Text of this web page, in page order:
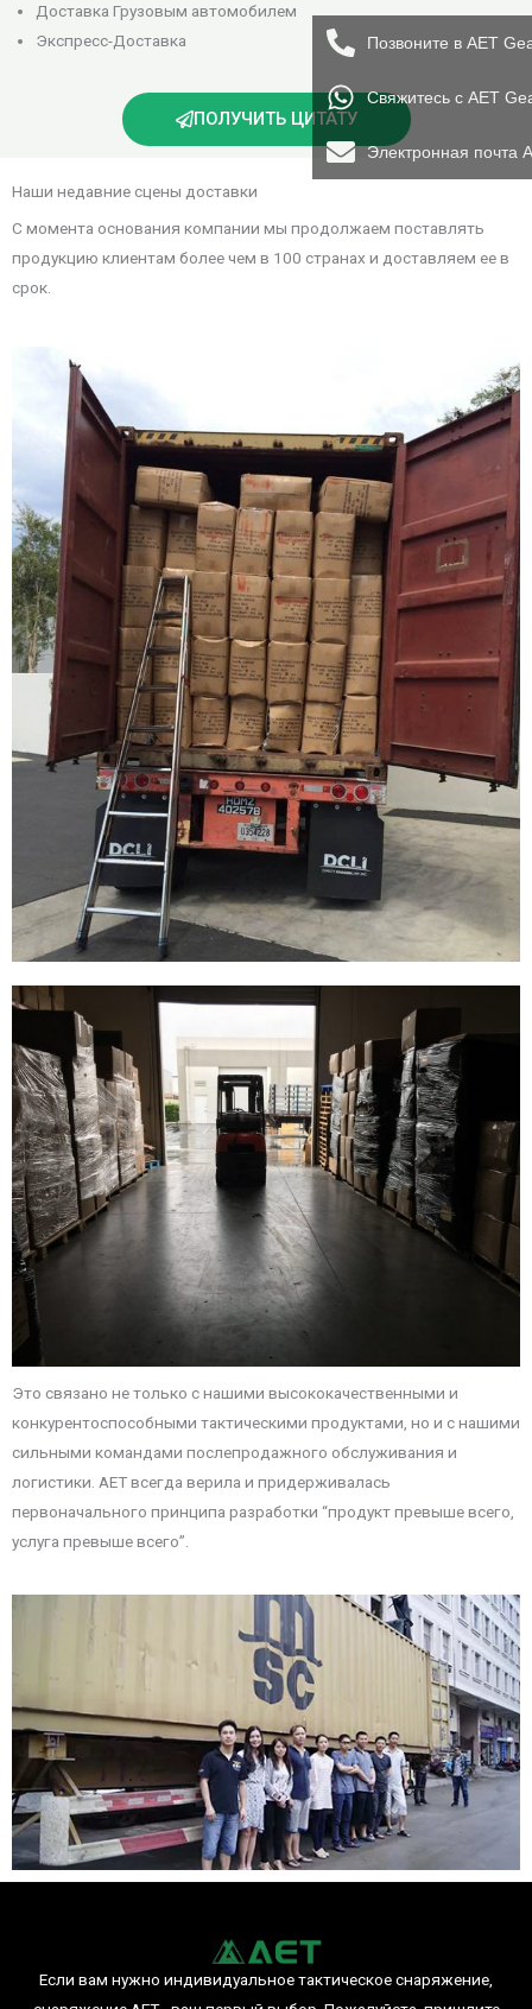
Доставка Грузовым автомобилем
Экспресс-Доставка
ПОЛУЧИТЬ ЦИТАТУ
Наши недавние сцены доставки
С момента основания компании мы продолжаем поставлять
продукцию клиентам более чем в 100 странах и доставляем ее в
срок.
Это связано не только с нашими высококачественными и
конкурентоспособными тактическими продуктами, но и с нашими
сильными командами послепродажного обслуживания и
логистики. AET всегда верила и придерживалась
первоначального принципа разработки “продукт превыше всего,
услуга превыше всего”.
Если вам нужно индивидуальное тактическое снаряжение,
Позвоните в AET
Свяжитесь с AET
Электронная почта